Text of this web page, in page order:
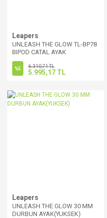
Leapers
UNLEASH THE GLOW TL-BP78
BIPOD CATAL AYAK
%5 6.310,71 TL
5.995,17 TL
Leapers
UNLEASH THE GLOW 30 MM
DURBUN AYAK(YUKSEK)